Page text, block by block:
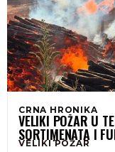
CRNA HRONIKA
VELIKI POŽAR U
SORTIMENATA I
POMOĆ IZ VIŠE
VELIKI POŽAR